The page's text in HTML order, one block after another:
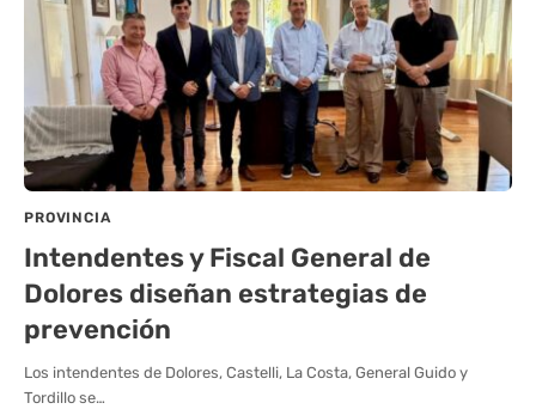
PROVINCIA
Intendentes y Fiscal General de
Dolores diseñan estrategias de
prevención
Los intendentes de Dolores, Castelli, La Costa, General Guido y
Tordillo se…